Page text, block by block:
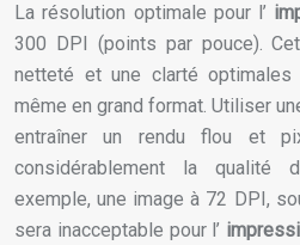
La résolution optimale pour l’
300 DPI (points par pouce).
netteté et une clarté
même en grand format. Utiliser
entraîner un rendu flou et
considérablement la qualité
exemple, une image à 72 DPI,
sera inacceptable pour l’